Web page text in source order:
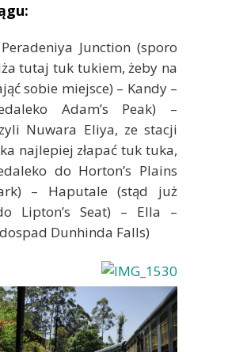
Junction (sporo
tutaj tuk tukiem, żeby na
sobie miejsce) – Kandy –
Adam’s Peak) –
Nuwara Eliya, ze stacji
najlepiej złapać tuk tuka,
do Horton’s Plains
– Haputale (stąd już
Lipton’s Seat) – Ella –
Dunhinda Falls)